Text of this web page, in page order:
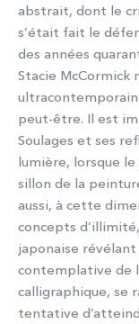
abstrait, dont le
s’était fait le
des années
Stacie McCormick
peut-être. Il est
Soulages et ses
lumière, lorsque
sillon de la
aussi, à cette
concepts
japonaise
contemplative de
calligraphique, se
tentative